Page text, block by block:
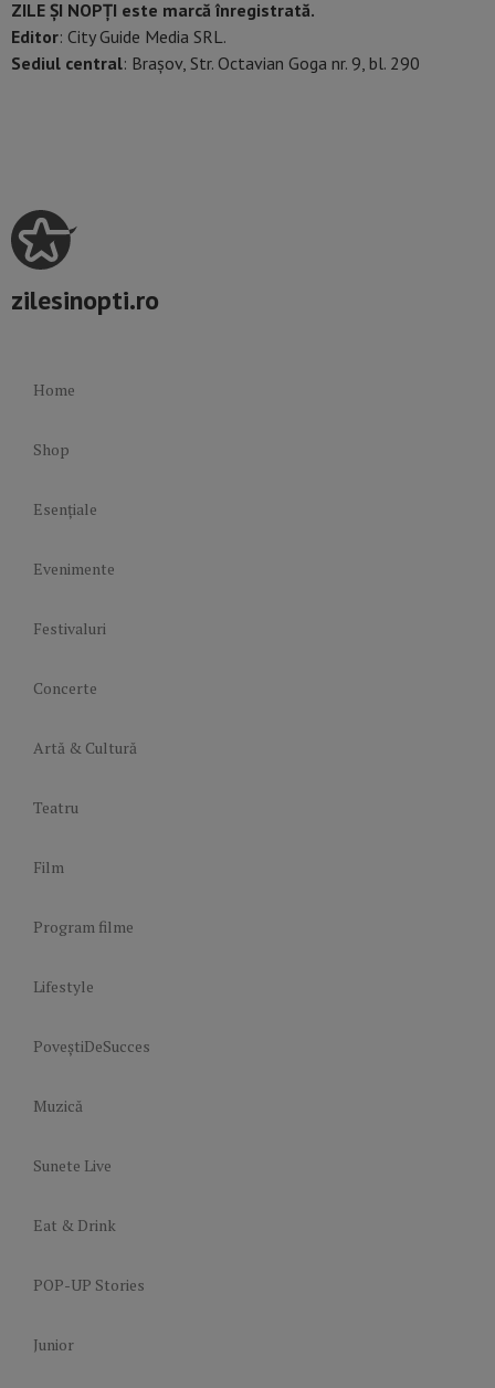
ZILE ȘI NOPȚI este marcă înregistrată.
Editor: City Guide Media SRL.
Sediul central: Brașov, Str. Octavian Goga nr. 9, bl. 290
zilesinopti.ro
Home
Shop
Esențiale
Evenimente
Festivaluri
Concerte
Artă & Cultură
Teatru
Film
Program filme
Lifestyle
PoveștiDeSucces
Muzică
Sunete Live
Eat & Drink
POP-UP Stories
Junior